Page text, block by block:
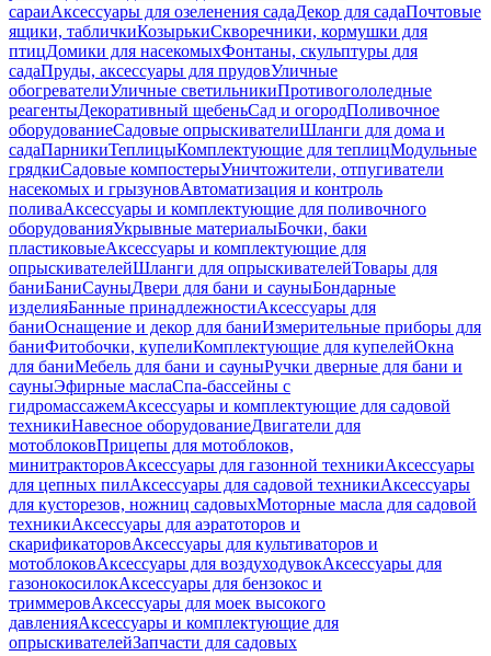
сараиАксессуары для озеленения садаДекор для садаПочтовые
ящики, табличкиКозырькиСкворечники, кормушки для
птицДомики для насекомыхФонтаны, скульптуры для
садаПруды, аксессуары для прудовУличные
обогревателиУличные светильникиПротивогололедные
реагентыДекоративный щебеньСад и огородПоливочное
оборудованиеСадовые опрыскивателиШланги для дома и
садаПарникиТеплицыКомплектующие для теплицМодульные
грядкиСадовые компостерыУничтожители, отпугиватели
насекомых и грызуновАвтоматизация и контроль
поливаАксессуары и комплектующие для поливочного
оборудованияУкрывные материалыБочки, баки
пластиковыеАксессуары и комплектующие для
опрыскивателейШланги для опрыскивателейТовары для
баниБаниСауныДвери для бани и сауныБондарные
изделияБанные принадлежностиАксессуары для
баниОснащение и декор для баниИзмерительные приборы для
баниФитобочки, купелиКомплектующие для купелейОкна
для баниМебель для бани и сауныРучки дверные для бани и
сауныЭфирные маслаСпа-бассейны с
гидромассажемАксессуары и комплектующие для садовой
техникиНавесное оборудованиеДвигатели для
мотоблоковПрицепы для мотоблоков,
минитракторовАксессуары для газонной техникиАксессуары
для цепных пилАксессуары для садовой техникиАксессуары
для кусторезов, ножниц садовыхМоторные масла для садовой
техникиАксессуары для аэратоторов и
скарификаторовАксессуары для культиваторов и
мотоблоковАксессуары для воздуходувокАксессуары для
газонокосилокАксессуары для бензокос и
триммеровАксессуары для моек высокого
давленияАксессуары и комплектующие для
опрыскивателейЗапчасти для садовых